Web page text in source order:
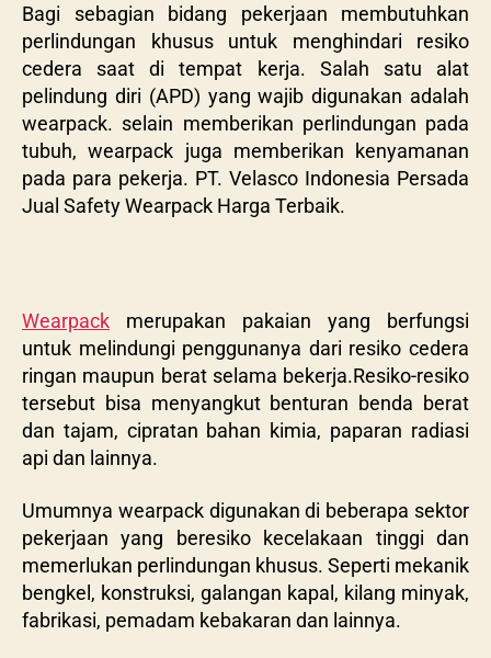
Bagi sebagian bidang pekerjaan membutuhkan
perlindungan khusus untuk menghindari resiko
cedera saat di tempat kerja. Salah satu alat
pelindung diri (APD) yang wajib digunakan adalah
wearpack. selain memberikan perlindungan pada
tubuh, wearpack juga memberikan kenyamanan
pada para pekerja. PT. Velasco Indonesia Persada
Jual Safety Wearpack Harga Terbaik.
Wearpack merupakan pakaian yang berfungsi
untuk melindungi penggunanya dari resiko cedera
ringan maupun berat selama bekerja.Resiko-resiko
tersebut bisa menyangkut benturan benda berat
dan tajam, cipratan bahan kimia, paparan radiasi
api dan lainnya.
Umumnya wearpack digunakan di beberapa sektor
pekerjaan yang beresiko kecelakaan tinggi dan
memerlukan perlindungan khusus. Seperti mekanik
bengkel, konstruksi, galangan kapal, kilang minyak,
fabrikasi, pemadam kebakaran dan lainnya.